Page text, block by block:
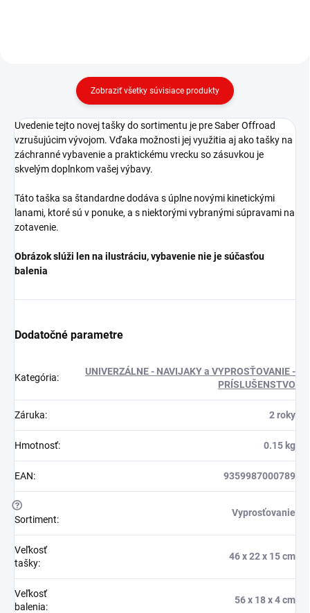
Zobraziť všetky súvisiace produkty
Uvedenie tejto novej tašky do sortimentu je pre Saber Offroad
vzrušujúcim vývojom. Vďaka možnosti jej využitia aj ako tašky na
záchranné vybavenie a praktickému vrecku so zásuvkou je
skvelým doplnkom vašej výbavy.
Táto taška sa štandardne dodáva s úplne novými kinetickými
lanami, ktoré sú v ponuke, a s niektorými vybranými súpravami na
zotavenie.
Obrázok slúži len na ilustráciu, vybavenie nie je súčasťou
balenia
Dodatočné parametre
Kategória:
UNIVERZÁLNE - NAVIJAKY a VYPROSŤOVANIE -
PRÍSLUŠENSTVO
Záruka: 2 roky
Hmotnosť: 0.15 kg
EAN: 9359987000789
?
Sortiment:
Vyprosťovanie
Veľkosť
tašky:
46 x 22 x 15 cm
Veľkosť
balenia:
56 x 18 x 4 cm